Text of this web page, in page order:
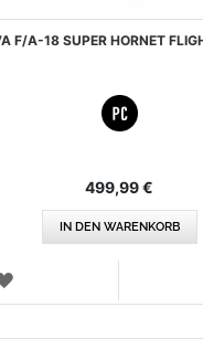
F/A-18 SUPER HORNET
499,99 €
IN DEN WARENKORB
WUNSCHLISTE